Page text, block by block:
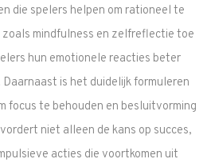
die spelers helpen om rationeel te
zoals mindfulness en zelfreflectie toe
hun emotionele reacties beter
is het duidelijk formuleren
focus te behouden en besluitvorming
niet alleen de kans op succes,
acties die voortkomen uit